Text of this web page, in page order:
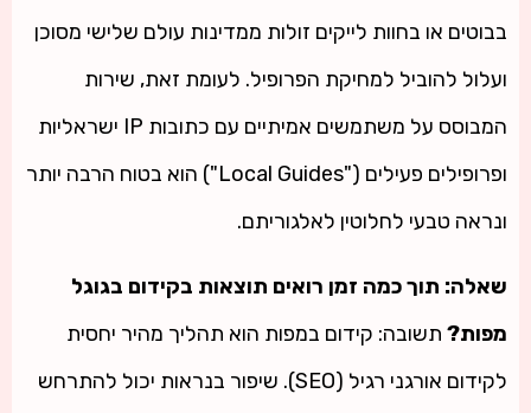
בבוטים או בחוות לייקים זולות ממדינות עולם שלישי מסוכן
ועלול להוביל למחיקת הפרופיל. לעומת זאת, שירות
המבוסס על משתמשים אמיתיים עם כתובות IP ישראליות
ופרופילים פעילים ("Local Guides") הוא בטוח הרבה יותר
ונראה טבעי לחלוטין לאלגוריתם.
שאלה: תוך כמה זמן רואים תוצאות בקידום בגוגל
מפות? תשובה: קידום במפות הוא תהליך מהיר יחסית
לקידום אורגני רגיל (SEO). שיפור בנראות יכול להתרחש